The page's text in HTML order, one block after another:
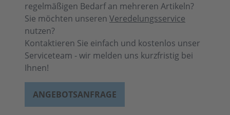
regelmäßigen Bedarf an mehreren Artikeln?
Sie möchten unseren Veredelungsservice
nutzen?
Kontaktieren Sie einfach und kostenlos unser
Serviceteam - wir melden uns kurzfristig bei
Ihnen!
ANGEBOTSANFRAGE